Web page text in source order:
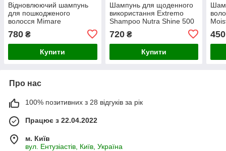
Відновлюючий шампунь
для пошкодженого
волосся Mimare
480 мл
780 ₴
Купити
Шампунь для щоденного
використання Extremo
Shampoo Nutra Shine 500
720₴
Купити
450
Про нас
100% позитивних з 28 відгуків за рік
Працює з 22.04.2022
м. Київ
вул. Ентузіастів, Київ, Україна